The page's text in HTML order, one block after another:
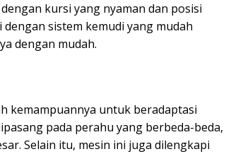
kursi yang nyaman dan posisi
sistem kemudi yang mudah
dengan mudah.
kemampuannya untuk beradaptasi
pada perahu yang berbeda-beda,
Selain itu, mesin ini juga dilengkapi